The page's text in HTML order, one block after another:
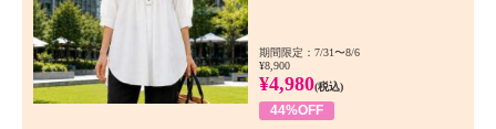
期間限定：7/31〜8/6
¥8,900
¥4,980(税込)
44%OFF